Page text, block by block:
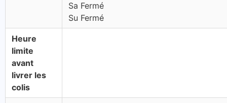
Sa Fermé
Su Fermé
Heure
limite
avant
livrer les
colis